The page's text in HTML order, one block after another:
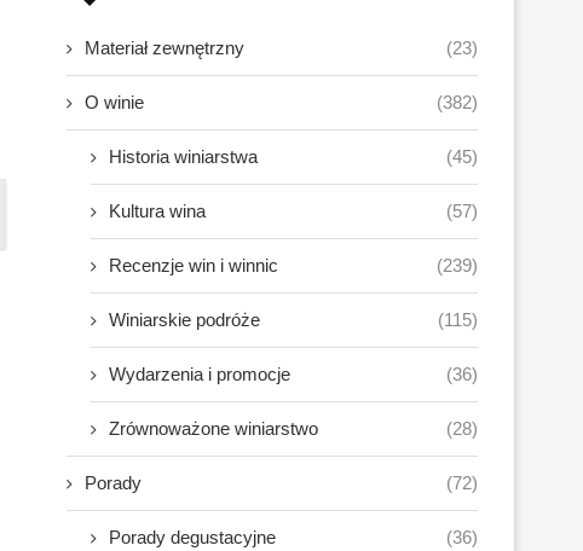
Materiał zewnętrzny (23)
O winie (382)
Historia winiarstwa (45)
Kultura wina (57)
Recenzje win i winnic (239)
Winiarskie podróże (115)
Wydarzenia i promocje (36)
Zrównoważone winiarstwo (28)
Porady (72)
Porady degustacyjne (36)